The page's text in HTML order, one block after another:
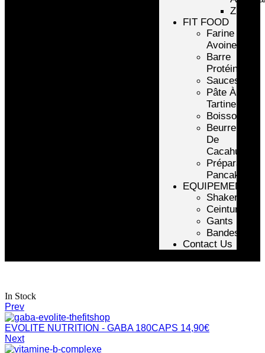
ZMA
FIT FOOD
Farine
Avoine/Riz
Barre
Protéinée
Sauces
Pâte À
Tartiner
Boissons
Beurre
De
Cacahuète
Préparation
Pancake
EQUIPEMENTS
Shakers
Ceintures
Gants
Bandes
Contact Us
In Stock
Prev
EVOLITE NUTRITION - GABA 180CAPS 14,90€
Next